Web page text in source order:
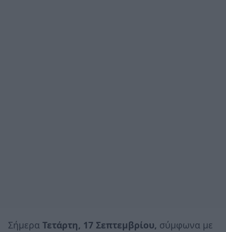
Σήμερα Τετάρτη, 17 Σεπτεμβρίου, σύμφωνα με